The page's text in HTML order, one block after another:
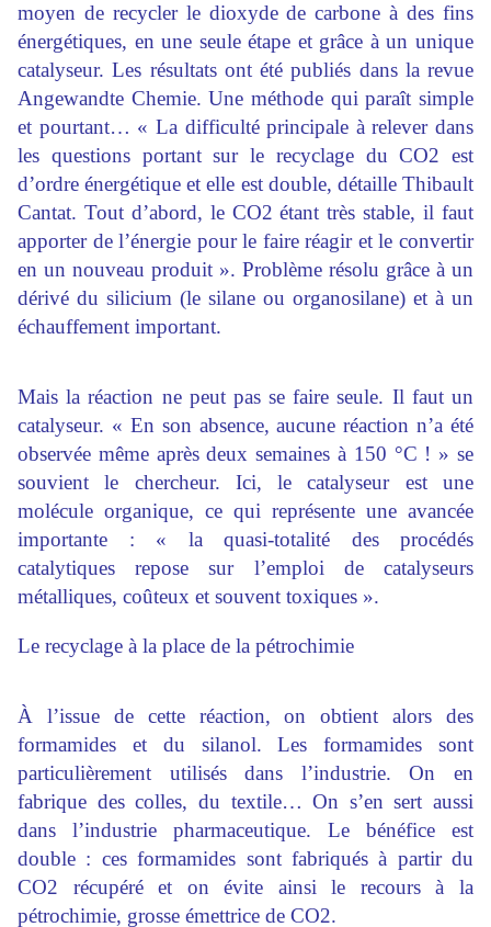
moyen de recycler le dioxyde de carbone à des fins
énergétiques, en une seule étape et grâce à un unique
catalyseur. Les résultats ont été publiés dans la revue
Angewandte Chemie. Une méthode qui paraît simple
et pourtant… « La difficulté principale à relever dans
les questions portant sur le recyclage du CO2 est
d’ordre énergétique et elle est double, détaille Thibault
Cantat. Tout d’abord, le CO2 étant très stable, il faut
apporter de l’énergie pour le faire réagir et le convertir
en un nouveau produit ». Problème résolu grâce à un
dérivé du silicium (le silane ou organosilane) et à un
échauffement important.
Mais la réaction ne peut pas se faire seule. Il faut un
catalyseur. « En son absence, aucune réaction n’a été
observée même après deux semaines à 150 °C ! » se
souvient le chercheur. Ici, le catalyseur est une
molécule organique, ce qui représente une avancée
importante : « la quasi-totalité des procédés
catalytiques repose sur l’emploi de catalyseurs
métalliques, coûteux et souvent toxiques ».
Le recyclage à la place de la pétrochimie
À l’issue de cette réaction, on obtient alors des
formamides et du silanol. Les formamides sont
particulièrement utilisés dans l’industrie. On en
fabrique des colles, du textile… On s’en sert aussi
dans l’industrie pharmaceutique. Le bénéfice est
double : ces formamides sont fabriqués à partir du
CO2 récupéré et on évite ainsi le recours à la
pétrochimie, grosse émettrice de CO2.